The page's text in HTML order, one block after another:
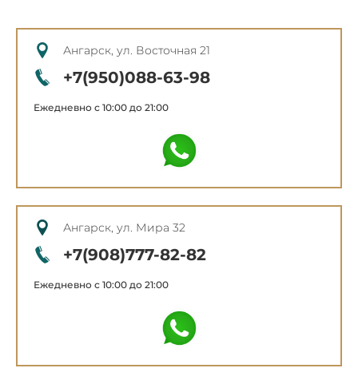
Ангарск, ул. Восточная 21
+7(950)088-63-98
Ежедневно с 10:00 до 21:00
Ангарск, ул. Мира 32
+7(908)777-82-82
Ежедневно с 10:00 до 21:00